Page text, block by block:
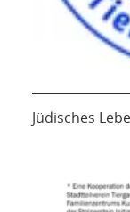
Jüdisches